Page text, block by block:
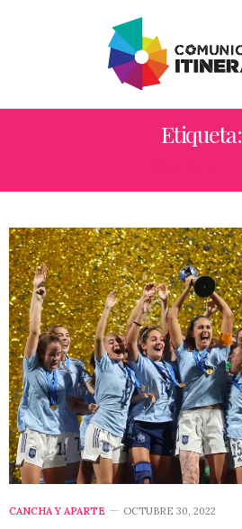
Etiqueta:
CANCHA Y APARTE OCTUBRE 30, 2022